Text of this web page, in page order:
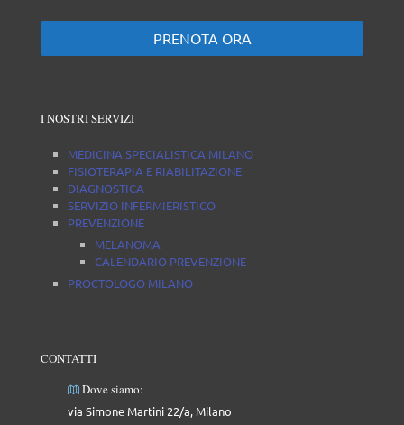
PRENOTA ORA
I NOSTRI SERVIZI
MEDICINA SPECIALISTICA MILANO
FISIOTERAPIA E RIABILITAZIONE
DIAGNOSTICA
SERVIZIO INFERMIERISTICO
PREVENZIONE
MELANOMA
CALENDARIO PREVENZIONE
PROCTOLOGO MILANO
CONTATTI
Dove siamo:
via Simone Martini 22/a, Milano